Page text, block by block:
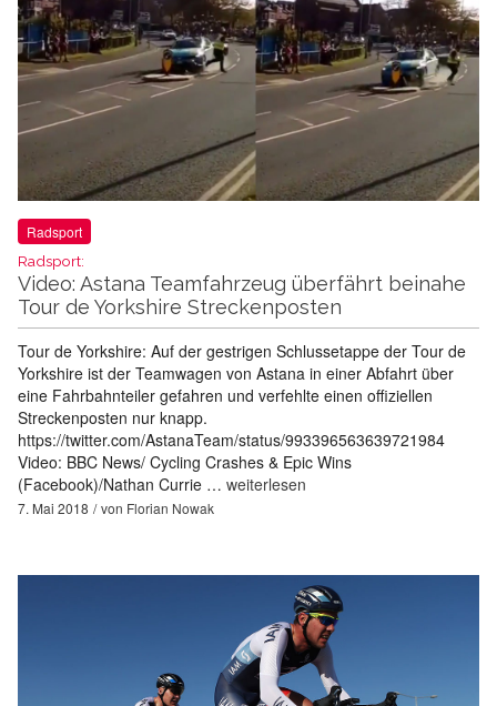
Radsport
Radsport:
Video: Astana Teamfahrzeug überfährt beinahe
Tour de Yorkshire Streckenposten
Tour de Yorkshire: Auf der gestrigen Schlussetappe der Tour de
Yorkshire ist der Teamwagen von Astana in einer Abfahrt über
eine Fahrbahnteiler gefahren und verfehlte einen offiziellen
Streckenposten nur knapp.
https://twitter.com/AstanaTeam/status/993396563639721984
Video: BBC News/ Cycling Crashes & Epic Wins
(Facebook)/Nathan Currie … weiterlesen
7. Mai 2018 von Florian Nowak